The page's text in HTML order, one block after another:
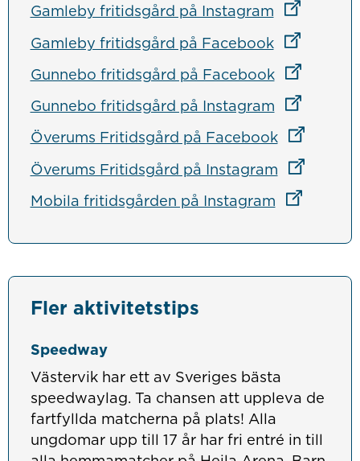
Gamleby fritidsgård på InstagramLänk till
Länk till
Gamleby fritidsgård på FacebookLänk till
Länk till
Gunnebo fritidsgård på FacebookLänk till
Länk till
Gunnebo fritidsgård på InstagramLänk till
Länk till
Överums Fritidsgård på FacebookLänk till
Länk till
Överums Fritidsgård på InstagramLänk till
Länk till
Mobila fritidsgården på InstagramLänk till
Länk till
Fler aktivitetstips
Speedway
Västervik har ett av Sveriges bästa
speedwaylag. Ta chansen att uppleva de
fartfyllda matcherna på plats! Alla
ungdomar upp till 17 år har fri entré in till